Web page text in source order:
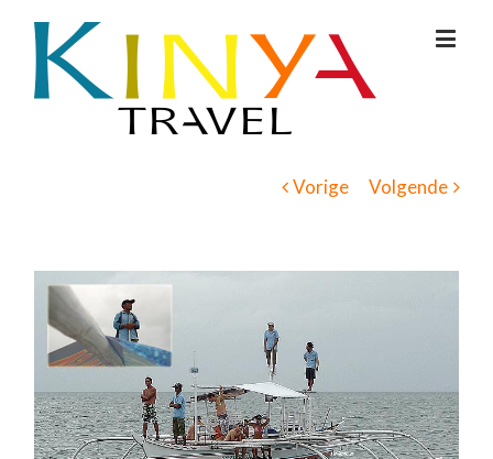
Vorige Volgende